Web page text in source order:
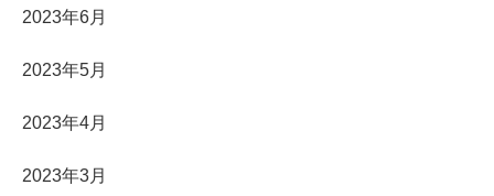
2023年6月
2023年5月
2023年4月
2023年3月